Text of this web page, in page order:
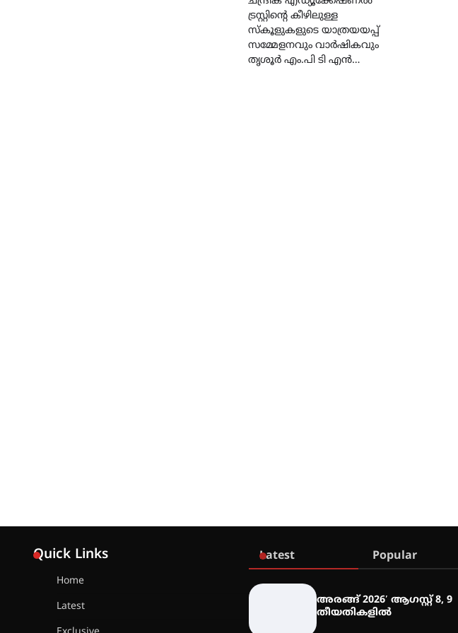
ട്രസ്റ്റിന്റെ കീഴിലുള്ള
സ്കൂളുകളുടെ യാത്രയയപ്പ്
സമ്മേളനവും വാർഷികവും
തൃശൂർ എം.പി ടി എൻ…
Quick Links
Home
Latest
Latest Popular
അരങ്ങ് 2026′ ആഗസ്റ്റ് 8, 9
തീയതികളിൽ